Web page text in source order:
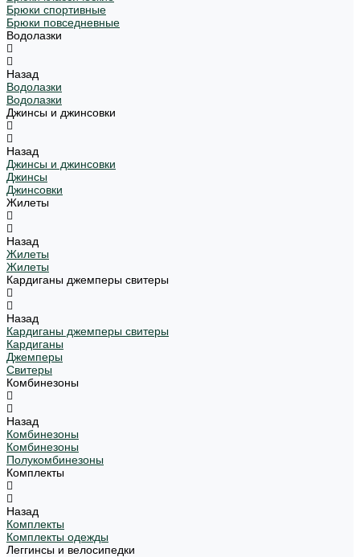
Брюки спортивные
Брюки повседневные
Водолазки
Назад
Водолазки
Водолазки
Джинсы и джинсовки
Назад
Джинсы и джинсовки
Джинсы
Джинсовки
Жилеты
Назад
Жилеты
Жилеты
Кардиганы джемперы свитеры
Назад
Кардиганы джемперы свитеры
Кардиганы
Джемперы
Свитеры
Комбинезоны
Назад
Комбинезоны
Комбинезоны
Полукомбинезоны
Комплекты
Назад
Комплекты
Комплекты одежды
Леггинсы и велосипедки